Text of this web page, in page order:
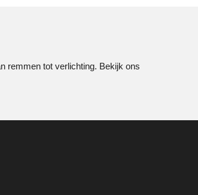
remmen tot verlichting. Bekijk ons